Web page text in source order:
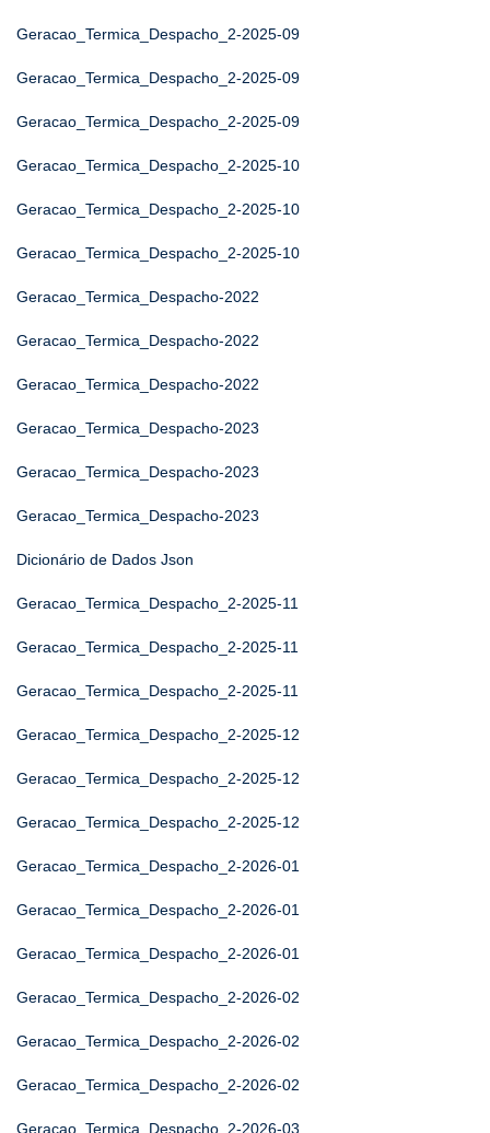
Geracao_Termica_Despacho_2-2025-09
Geracao_Termica_Despacho_2-2025-09
Geracao_Termica_Despacho_2-2025-09
Geracao_Termica_Despacho_2-2025-10
Geracao_Termica_Despacho_2-2025-10
Geracao_Termica_Despacho_2-2025-10
Geracao_Termica_Despacho-2022
Geracao_Termica_Despacho-2022
Geracao_Termica_Despacho-2022
Geracao_Termica_Despacho-2023
Geracao_Termica_Despacho-2023
Geracao_Termica_Despacho-2023
Dicionário de Dados Json
Geracao_Termica_Despacho_2-2025-11
Geracao_Termica_Despacho_2-2025-11
Geracao_Termica_Despacho_2-2025-11
Geracao_Termica_Despacho_2-2025-12
Geracao_Termica_Despacho_2-2025-12
Geracao_Termica_Despacho_2-2025-12
Geracao_Termica_Despacho_2-2026-01
Geracao_Termica_Despacho_2-2026-01
Geracao_Termica_Despacho_2-2026-01
Geracao_Termica_Despacho_2-2026-02
Geracao_Termica_Despacho_2-2026-02
Geracao_Termica_Despacho_2-2026-02
Geracao_Termica_Despacho_2-2026-03